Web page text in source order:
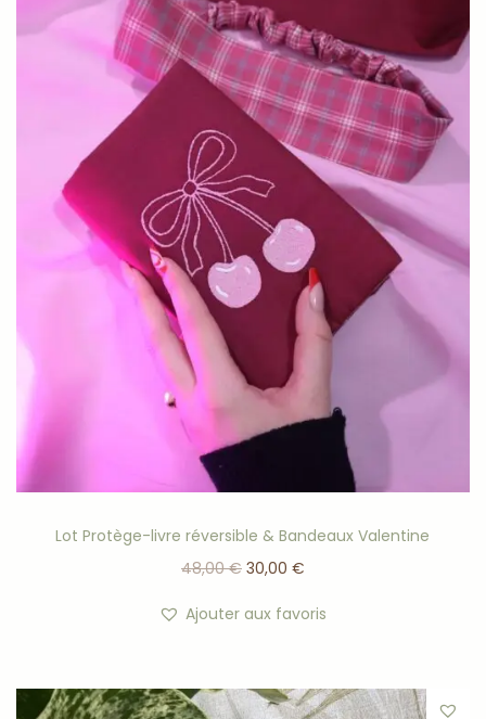
Lot Protège-livre réversible & Bandeaux Valentine
48,00€ 30,00 €
Ajouter aux favoris